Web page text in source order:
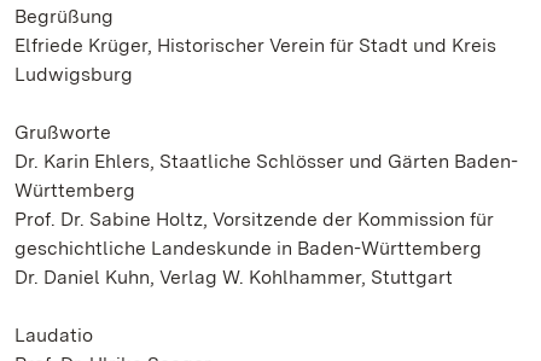
Begrüßung
Elfriede Krüger, Historischer Verein für Stadt und Kreis
Ludwigsburg
Grußworte
Dr. Karin Ehlers, Staatliche Schlösser und Gärten Baden-
Württemberg
Prof. Dr. Sabine Holtz, Vorsitzende der Kommission für
geschichtliche Landeskunde in Baden-Württemberg
Dr. Daniel Kuhn, Verlag W. Kohlhammer, Stuttgart
Laudatio